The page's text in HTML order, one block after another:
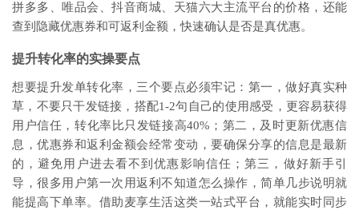
拼多多、唯品会、抖音商城、天猫六大主流平台的价格，还能
查到隐藏优惠券和可返利金额，快速确认是否是真优惠。
提升转化率的实操要点
想要提升发单转化率，三个要点必须牢记：第一，做好真实种
草，不要只干发链接，搭配1-2句自己的使用感受，更容易获得
用户信任，转化率比只发链接高40%；第二，及时更新优惠信
息，优惠券和返利金额会经常变动，要确保分享的信息是最新
的，避免用户进去看不到优惠影响信任；第三，做好新手引
导，很多用户第一次用返利不知道怎么操作，简单几步说明就
能提高下单率。借助麦享生活这类一站式平台，就能实时同步